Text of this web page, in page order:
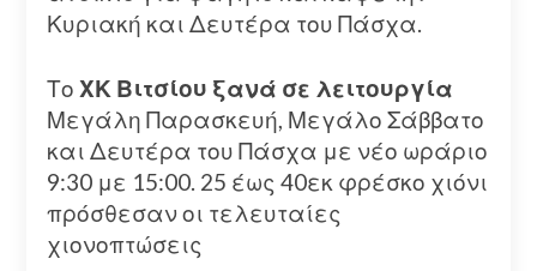
Κυριακή και Δευτέρα του Πάσχα.
Το ΧΚ Βιτσίου ξανά σε λειτουργία
Μεγάλη Παρασκευή, Μεγάλο Σάββατο
και Δευτέρα του Πάσχα με νέο ωράριο
9:30 με 15:00. 25 έως 40εκ φρέσκο χιόνι
πρόσθεσαν οι τελευταίες
χιονοπτώσεις